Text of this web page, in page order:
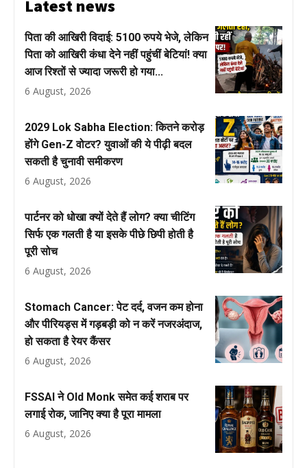
Latest news
पिता की आखिरी विदाई: 5100 रुपये भेजे, लेकिन
पिता को आखिरी कंधा देने नहीं पहुंचीं बेटियां! क्या
आज रिश्तों से ज्यादा जरूरी हो गया...
6 August, 2026
2029 Lok Sabha Election: कितने करोड़
होंगे Gen-Z वोटर? युवाओं की ये पीढ़ी बदल
सकती है चुनावी समीकरण
6 August, 2026
पार्टनर को धोखा क्यों देते हैं लोग? क्या चीटिंग
सिर्फ एक गलती है या इसके पीछे छिपी होती है
पूरी सोच
6 August, 2026
Stomach Cancer: पेट दर्द, वजन कम होना
और पीरियड्स में गड़बड़ी को न करें नजरअंदाज,
हो सकता है रेयर कैंसर
6 August, 2026
FSSAI ने Old Monk समेत कई शराब पर
लगाई रोक, जानिए क्या है पूरा मामला
6 August, 2026